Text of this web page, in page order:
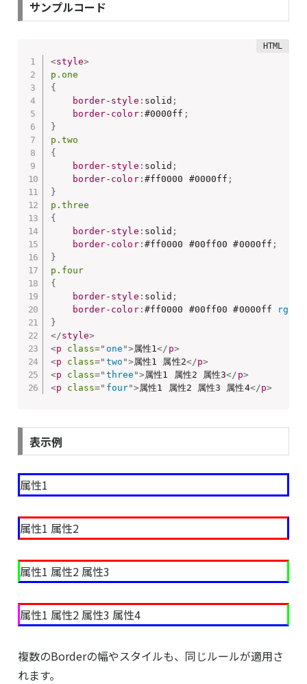
サンプルコード
<style>
p.one
{
border-style : solid ;
border-color: #0000ff ;
}
p.two
{
border-style : solid ;
border-color: #ff0000 #0000ff ;
}
p.three
{
border-style : solid ;
border-color: #ff0000 #00ff00 #0000ff ;
}
p.four
{
border-style : solid ;
border-color: #ff0000 #00ff00 #0000ff rgb
}
</style>
<p class=" one ">属性1</ p>
<p class=" two ">属性1 属性2</p>
<p class=" three ">属性1 属性2 属性3</ p>
<p class=" four">属性1 属性2 属性3 属性4</p>
表示例
属性1
属性1 属性2
属性1 属性2 属性3
属性1 属性2 属性3 属性4
複数のBorderの幅やスタイルも、同じルールが適用さ
れます。